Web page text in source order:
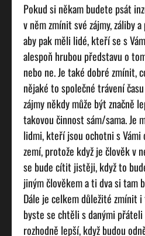
Pokud si někam budete psát
v něm zmínit své zájmy, záliby
aby pak měli lidé, kteří se s
alespoň hrubou představu o
nebo ne. Je také dobré zmínit,
nějaké to společné trávení
zájmy někdy může být značně
takovou činnost sám/sama. Je
lidmi, kteří jsou ochotni s Vámi
zemí, protože když je člověk v
se bude cítit jistěji, když to
jiným člověkem a ti dva si tam
Dále je celkem důležité zmínit
byste se chtěli s danými
rozhodně lepší, když budou